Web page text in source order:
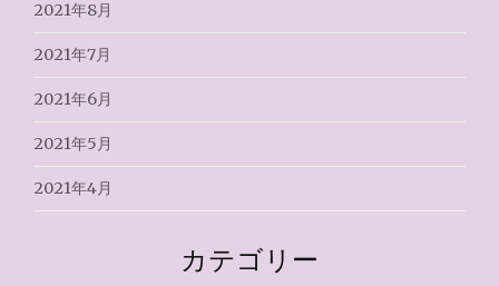
2021年8月
2021年7月
2021年6月
2021年5月
2021年4月
カテゴリー